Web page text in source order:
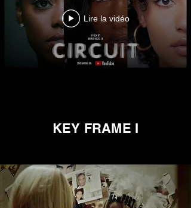
Lire la vidéo
KEY FRAME I